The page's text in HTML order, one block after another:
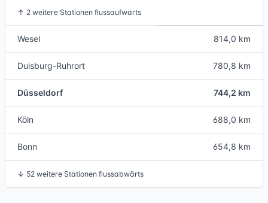
↑ 2 weitere Stationen flussaufwärts
Wesel 814,0 km
Duisburg-Ruhrort 780,8 km
Düsseldorf 744,2 km
Köln 688,0 km
Bonn 654,8 km
↓ 52 weitere Stationen flussabwärts